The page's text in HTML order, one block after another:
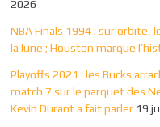
2026
NBA Finals 1994 : sur orbite,
la lune ; Houston marque
Playoffs 2021 : les Bucks
match 7 sur le parquet des
Kevin Durant a fait parler 19